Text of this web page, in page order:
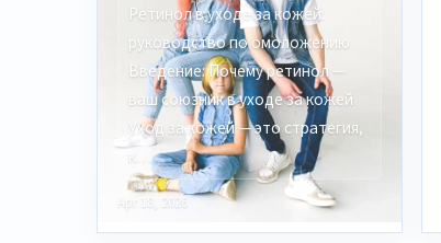
Ретинол в уходе за кожей:
руководство по омоложению
Введение: Почему ретинол —
ваш союзник в уходе за кожей
Уход за кожей — это стратегия,
к…
Apr 18, 2026